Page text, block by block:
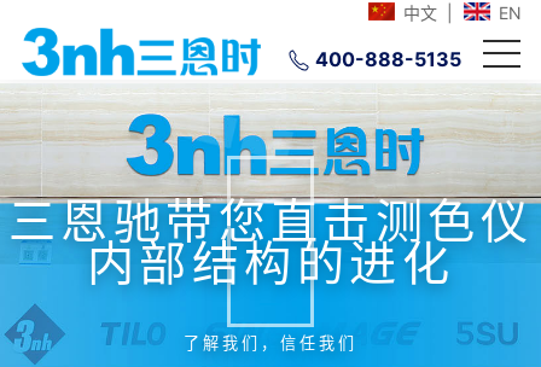
中文 EN
400-888-5135
三恩驰带您直击测色仪
内部结构的进化
了解我们，信任我们